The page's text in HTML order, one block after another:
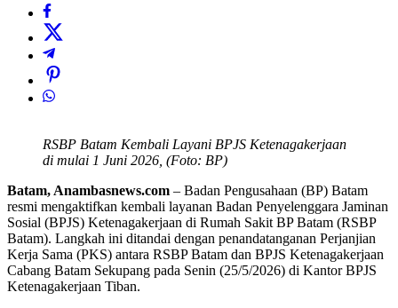
RSBP Batam Kembali Layani BPJS Ketenagakerjaan
di mulai 1 Juni 2026, (Foto: BP)
Batam, Anambasnews.com – Badan Pengusahaan (BP) Batam
resmi mengaktifkan kembali layanan Badan Penyelenggara Jaminan
Sosial (BPJS) Ketenagakerjaan di Rumah Sakit BP Batam (RSBP
Batam). Langkah ini ditandai dengan penandatanganan Perjanjian
Kerja Sama (PKS) antara RSBP Batam dan BPJS Ketenagakerjaan
Cabang Batam Sekupang pada Senin (25/5/2026) di Kantor BPJS
Ketenagakerjaan Tiban.